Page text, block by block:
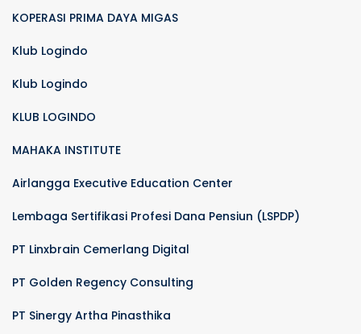
KOPERASI PRIMA DAYA MIGAS
Klub Logindo
Klub Logindo
KLUB LOGINDO
MAHAKA INSTITUTE
Airlangga Executive Education Center
Lembaga Sertifikasi Profesi Dana Pensiun (LSPDP)
PT Linxbrain Cemerlang Digital
PT Golden Regency Consulting
PT Sinergy Artha Pinasthika